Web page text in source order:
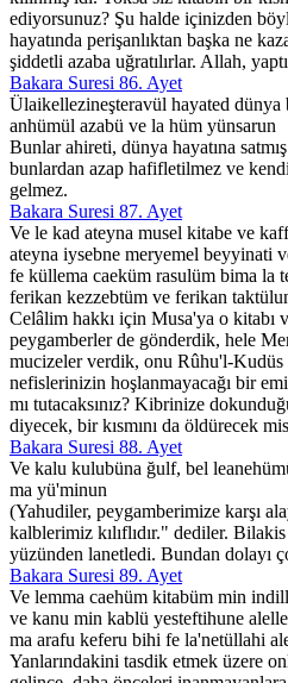
ediyorsunuz? Şu halde içinizden
hayatında perişanlıktan başka ne
şiddetli azaba uğratılırlar. Allah,
Bakara Suresi 86. Ayet
Ülaikellezineşteravül hayated
anhümül azabü ve la hüm yünsarun
Bunlar ahireti, dünya hayatına
bunlardan azap hafifletilmez ve
gelmez.
Bakara Suresi 87. Ayet
Ve le kad ateyna musel kitabe ve
ateyna iysebne meryemel beyyinati
fe küllema caeküm rasulüm bima la
ferikan kezzebtüm ve ferikan
Celâlim hakkı için Musa'ya o kitabı
peygamberler de gönderdik, hele
mucizeler verdik, onu Rûhu'l-Kudüs
nefislerinizin hoşlanmayacağı bir
mı tutacaksınız? Kibrinize
diyecek, bir kısmını da öldürecek
Bakara Suresi 88. Ayet
Ve kalu kulubüna ğulf, bel
ma yü'minun
(Yahudiler, peygamberimize karşı
kalblerimiz kılıflıdır." dediler.
yüzünden lanetledi. Bundan dolayı
Bakara Suresi 89. Ayet
Ve lemma caehüm kitabüm min
ve kanu min kablü yesteftihune
ma arafu keferu bihi fe la'netüllahi
Yanlarındakini tasdik etmek üzere